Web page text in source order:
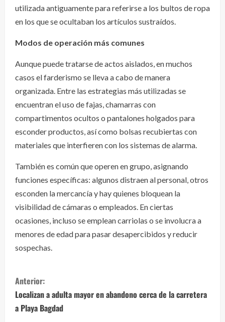
utilizada antiguamente para referirse a los bultos de ropa
en los que se ocultaban los artículos sustraídos.
Modos de operación más comunes
Aunque puede tratarse de actos aislados, en muchos
casos el farderismo se lleva a cabo de manera
organizada. Entre las estrategias más utilizadas se
encuentran el uso de fajas, chamarras con
compartimentos ocultos o pantalones holgados para
esconder productos, así como bolsas recubiertas con
materiales que interfieren con los sistemas de alarma.
También es común que operen en grupo, asignando
funciones específicas: algunos distraen al personal, otros
esconden la mercancía y hay quienes bloquean la
visibilidad de cámaras o empleados. En ciertas
ocasiones, incluso se emplean carriolas o se involucra a
menores de edad para pasar desapercibidos y reducir
sospechas.
S
i
Anterior:
Localizan a adulta mayor en abandono cerca de la carretera
a Playa Bagdad